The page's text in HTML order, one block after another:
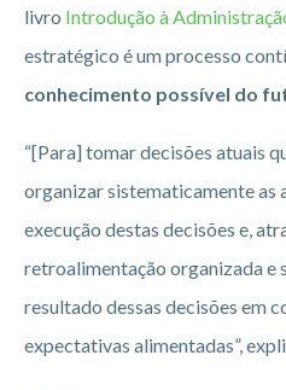
livro Introdução à
estratégico é um processo
conhecimento possível do
“[Para] tomar decisões atuais
organizar sistematicamente as
execução destas decisões e,
retroalimentação organizada e
resultado dessas decisões em
expectativas alimentadas”,